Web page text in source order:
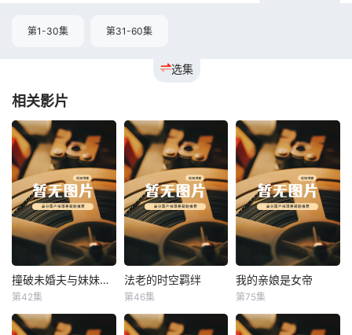
选集
第1-30集 第31-60集
相关影片
撞破未婚夫与妹妹打野战 撞破未婚夫与妹妹打野战
第42集
法老的时空羁绊
法老的时空羁绊
第46集
我的亲娘是女帝
我的亲娘是女帝
第75集